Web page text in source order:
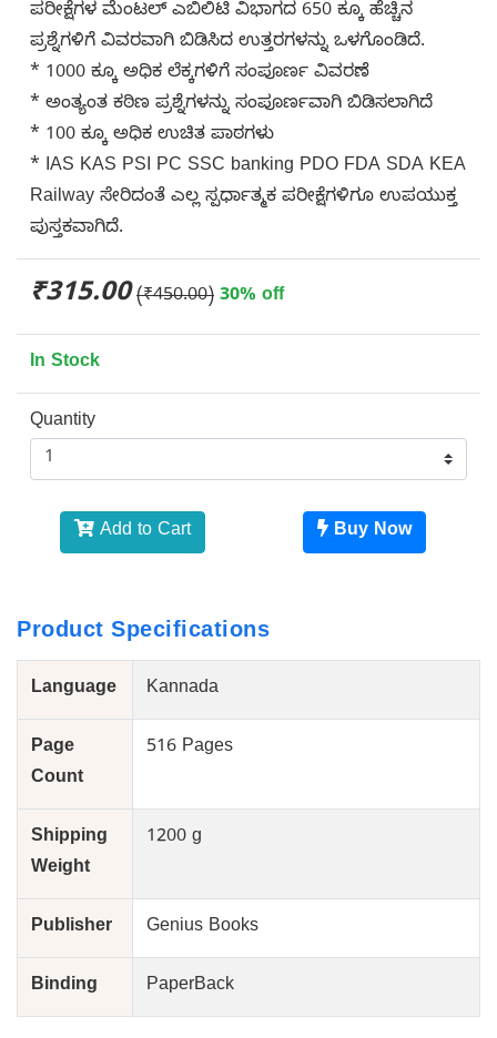
ಪರೀಕ್ಷೆಗಳ ಮೆಂಟಲ್ ಎಬಿಲಿಟಿ ವಿಭಾಗದ 650 ಕ್ಕೂ ಹೆಚ್ಚಿನ
ಪ್ರಶ್ನೆಗಳಿಗೆ ವಿವರವಾಗಿ ಬಿಡಿಸಿದ ಉತ್ತರಗಳನ್ನು ಒಳಗೊಂಡಿದೆ.
* 1000 ಕ್ಕೂ ಅಧಿಕ ಲೆಕ್ಕಗಳಿಗೆ ಸಂಪೂರ್ಣ ವಿವರಣೆ
* ಅಂತ್ಯಂತ ಕಠಿಣ ಪ್ರಶ್ನೆಗಳನ್ನು ಸಂಪೂರ್ಣವಾಗಿ ಬಿಡಿಸಲಾಗಿದೆ
* 100 ಕ್ಕೂ ಅಧಿಕ ಉಚಿತ ಪಾಠಗಳು
* IAS KAS PSI PC SSC banking PDO FDA SDA KEA
Railway ಸೇರಿದಂತೆ ಎಲ್ಲ ಸ್ಪರ್ಧಾತ್ಮಕ ಪರೀಕ್ಷೆಗಳಿಗೂ ಉಪಯುಕ್ತ
ಪುಸ್ತಕವಾಗಿದೆ.
₹315.00 (₹450.00) 30% off
In Stock
Quantity
Add to Cart Buy Now
Product Specifications
Language Kannada
Page
Count
516 Pages
Shipping
Weight
1200 g
Publisher Genius Books
Binding PaperBack